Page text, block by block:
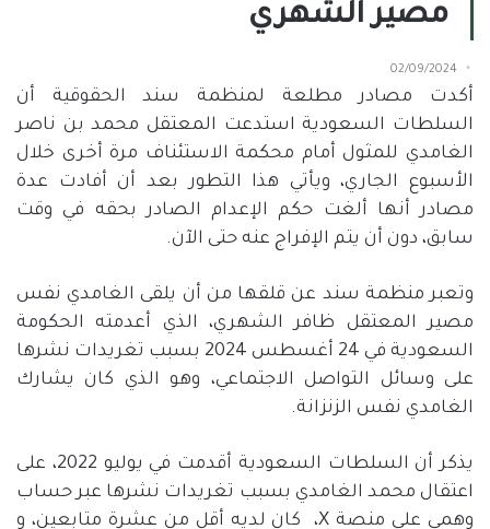
مصير الشهري
02/09/2024
أكدت مصادر مطلعة لمنظمة سند الحقوقية أن
السلطات السعودية استدعت المعتقل محمد بن ناصر
الغامدي للمثول أمام محكمة الاستئناف مرة أخرى خلال
الأسبوع الجاري، ويأتي هذا التطور بعد أن أفادت عدة
مصادر أنها ألغت حكم الإعدام الصادر بحقه في وقت
سابق، دون أن يتم الإفراج عنه حتى الآن.
وتعبر منظمة سند عن قلقها من أن يلقى الغامدي نفس
مصير المعتقل ظافر الشهري، الذي أعدمته الحكومة
السعودية في
أغسطس
بسبب تغريدات نشرها
على وسائل التواصل الاجتماعي، وهو الذي كان يشارك
الغامدي نفس الزنزانة.
يذكر أن السلطات السعودية أقدمت في يوليو
، على
اعتقال محمد الغامدي بسبب تغريدات نشرها عبر حساب
وهمي على منصة
،
كان لديه أقل من عشرة متابعين، و